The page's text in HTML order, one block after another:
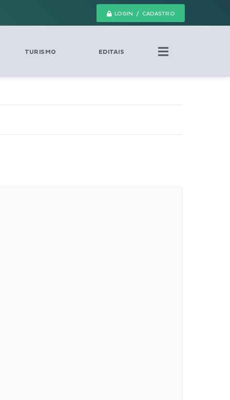
LOGIN / CADASTRO
TURISMO EDITAIS